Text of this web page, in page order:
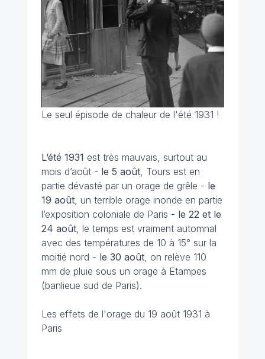
Le seul épisode de chaleur de l'été 1931 !
L’été 1931 est très mauvais, surtout au
mois d’août - le 5 août, Tours est en
partie dévasté par un orage de grêle - le
19 août, un terrible orage inonde en partie
l’exposition coloniale de Paris - le 22 et le
24 août, le temps est vraiment automnal
avec des températures de 10 à 15° sur la
moitié nord - le 30 août, on relève 110
mm de pluie sous un orage à Etampes
(banlieue sud de Paris).
Les effets de l'orage du 19 août 1931 à
Paris